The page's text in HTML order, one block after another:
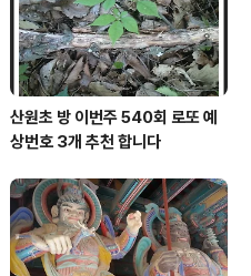
산원초 방 이번주 540회 로또 예
상번호 3개 추천 합니다